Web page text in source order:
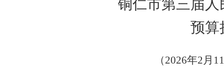
铜仁市第三届
预算
（2026年2月